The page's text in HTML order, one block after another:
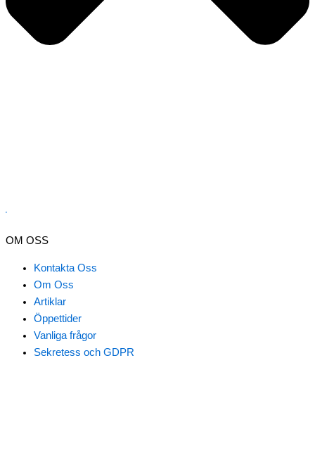
OM OSS
Kontakta Oss
Om Oss
Artiklar
Öppettider
Vanliga frågor
Sekretess och GDPR
Nödvändiga
Inställningar